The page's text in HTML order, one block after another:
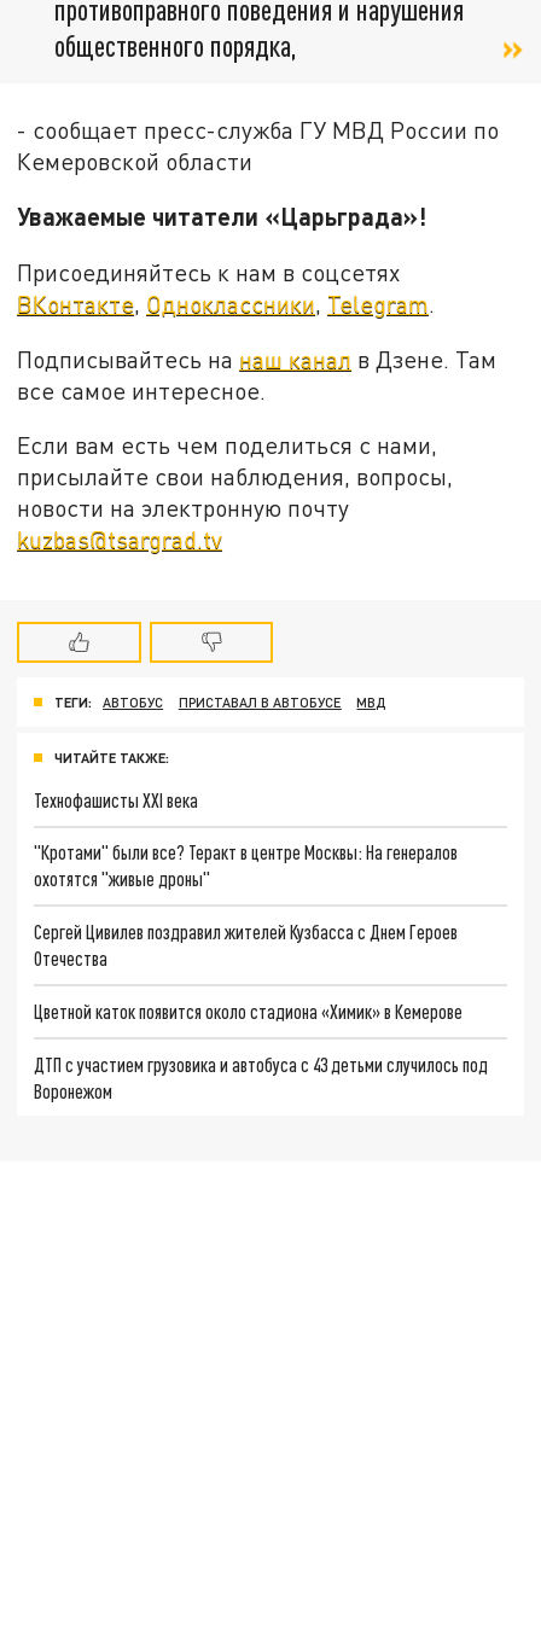
противоправного поведения и нарушения
общественного порядка,
- сообщает пресс-служба ГУ МВД России по
Кемеровской области
Уважаемые читатели «Царьграда»!
Присоединяйтесь к нам в соцсетях
ВКонтакте, Одноклассники, Telegram.
Подписывайтесь на наш канал в Дзене. Там
все самое интересное.
Если вам есть чем поделиться с нами,
присылайте свои наблюдения, вопросы,
новости на электронную почту
kuzbas@tsargrad.tv
ТЕГИ: АВТОБУС ПРИСТАВАЛ В АВТОБУСЕ МВД
ЧИТАЙТЕ ТАКЖЕ:
Технофашисты XXI века
"Кротами" были все? Теракт в центре Москвы: На генералов
охотятся "живые дроны"
Сергей Цивилев поздравил жителей Кузбасса с Днем Героев
Отечества
Цветной каток появится около стадиона «Химик» в Кемерове
ДТП с участием грузовика и автобуса с 43 детьми случилось под
Воронежом